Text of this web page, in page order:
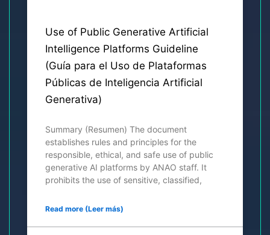
Use of Public Generative Artificial
Intelligence Platforms Guideline
(Guía para el Uso de Plataformas
Públicas de Inteligencia Artificial
Generativa)
Summary (Resumen) The document
establishes rules and principles for the
responsible, ethical, and safe use of public
generative AI platforms by ANAO staff. It
prohibits the use of sensitive, classified,
Read more (Leer más)